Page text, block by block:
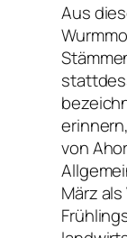
Aus
von
März